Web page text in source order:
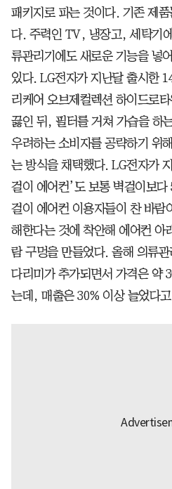
패키지로 파는 것이다. 기존 제
다. 주력인 TV, 냉장고, 세탁기
류관리기에도 새로운 기능을 넣
있다. LG전자가 지난달 출시한
리케어 오브제컬렉션 하이드로
끓인 뒤, 필터를 거쳐 가습을 하
우려하는 소비자를 공략하기 위
는 방식을 채택했다. LG전자가
걸이 에어컨’도 보통 벽걸이보
걸이 에어컨 이용자들이 찬 바람
해한다는 것에 착안해 에어컨 아
람 구멍을 만들었다. 올해 의류
다리미가 추가되면서 가격은 약
는데, 매출은 30% 이상 늘었다